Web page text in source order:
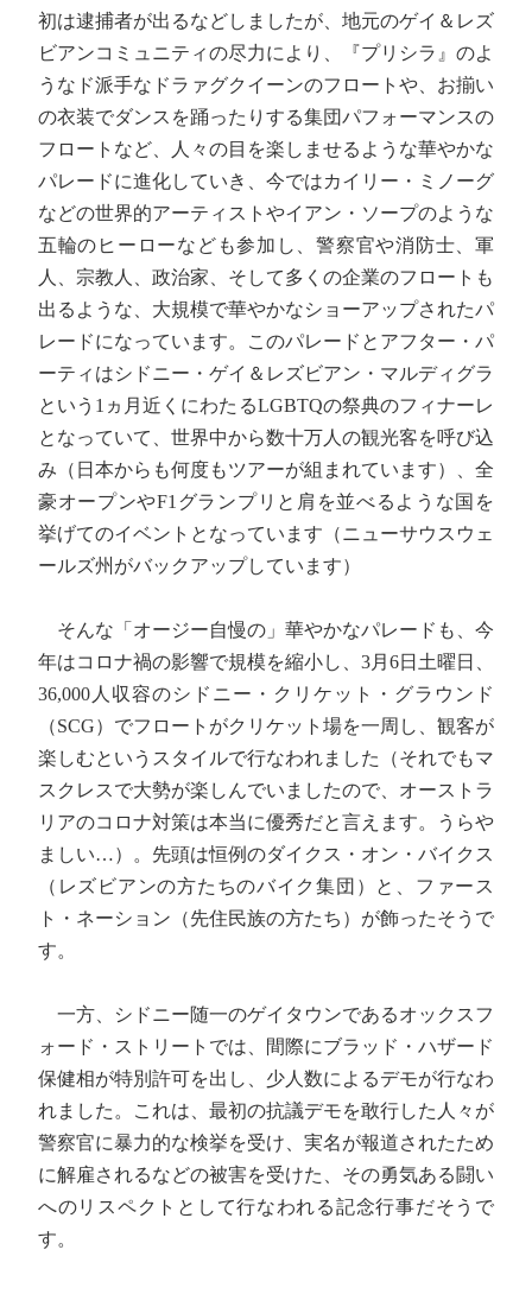
初は逮捕者が出るなどしましたが、地元のゲイ＆レズ
ビアンコミュニティの尽力により、『プリシラ』のよ
うなド派手なドラァグクイーンのフロートや、お揃い
の衣装でダンスを踊ったりする集団パフォーマンスの
フロートなど、人々の目を楽しませるような華やかな
パレードに進化していき、今ではカイリー・ミノーグ
などの世界的アーティストやイアン・ソープのような
五輪のヒーローなども参加し、警察官や消防士、軍
人、宗教人、政治家、そして多くの企業のフロートも
出るような、大規模で華やかなショーアップされたパ
レードになっています。このパレードとアフター・パ
ーティはシドニー・ゲイ＆レズビアン・マルディグラ
という1ヵ月近くにわたるLGBTQの祭典のフィナーレ
となっていて、世界中から数十万人の観光客を呼び込
み（日本からも何度もツアーが組まれています）、全
豪オープンやF1グランプリと肩を並べるような国を
挙げてのイベントとなっています（ニューサウスウェ
ールズ州がバックアップしています）
そんな「オージー自慢の」華やかなパレードも、今
年はコロナ禍の影響で規模を縮小し、3月6日土曜日、
36,000人収容のシドニー・クリケット・グラウンド
（SCG）でフロートがクリケット場を一周し、観客が
楽しむというスタイルで行なわれました（それでもマ
スクレスで大勢が楽しんでいましたので、オーストラ
リアのコロナ対策は本当に優秀だと言えます。うらや
ましい…）。先頭は恒例のダイクス・オン・バイクス
（レズビアンの方たちのバイク集団）と、ファース
ト・ネーション（先住民族の方たち）が飾ったそうで
す。
一方、シドニー随一のゲイタウンであるオックスフ
ォード・ストリートでは、間際にブラッド・ハザード
保健相が特別許可を出し、少人数によるデモが行なわ
れました。これは、最初の抗議デモを敢行した人々が
警察官に暴力的な検挙を受け、実名が報道されたため
に解雇されるなどの被害を受けた、その勇気ある闘い
へのリスペクトとして行なわれる記念行事だそうで
す。